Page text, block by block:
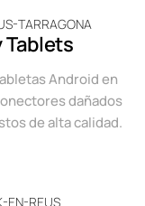
Tablets
Android en
dañados
de alta calidad.